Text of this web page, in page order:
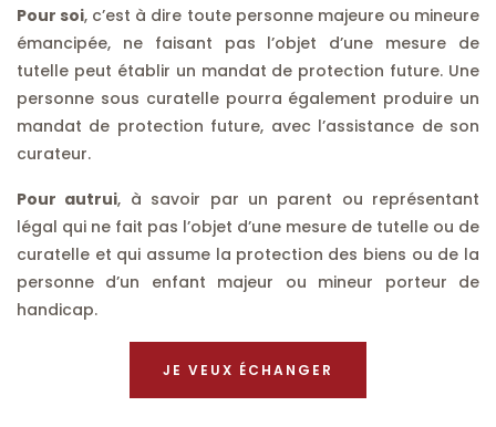
Pour soi, c’est à dire toute personne majeure ou mineure
émancipée, ne faisant pas l’objet d’une mesure de
tutelle peut établir un mandat de protection future. Une
personne sous curatelle pourra également produire un
mandat de protection future, avec l’assistance de son
curateur.
Pour autrui, à savoir par un parent ou représentant
légal qui ne fait pas l’objet d’une mesure de tutelle ou de
curatelle et qui assume la protection des biens ou de la
personne d’un enfant majeur ou mineur porteur de
handicap.
JE VEUX ÉCHANGER